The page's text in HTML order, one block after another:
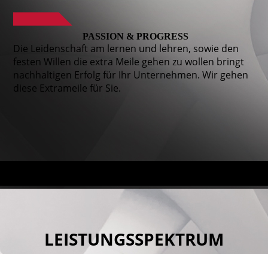
PASSION & PROGRESS
Die Leidenschaft am lernen und lehren, sowie den
festen Willen die extra Meile gehen zu wollen bringt
nachhaltigen Erfolg für Ihr Unternehmen. Wir gehen
diese Extrameile für Sie.
LEISTUNGS­SPEKTRUM